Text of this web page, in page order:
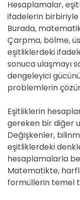
Hesaplamalar,
ifadelerin
Burada,
Çarpma, bölme,
eşitliklerdeki
sonuca ulaşmayı
dengeleyici
problemlerin
Eşitliklerin
gereken bir diğer
Değişkenler,
eşitliklerdeki
hesaplamalarla
Matematikte,
formüllerin temel